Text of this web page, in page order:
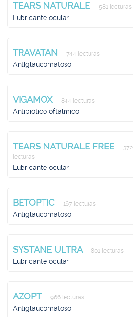
TEARS NATURALE 581 lecturas
Lubricante ocular
TRAVATAN 744 lecturas
Antiglaucomatoso
VIGAMOX 844 lecturas
Antibiótico oftálmico
TEARS NATURALE FREE
372
lecturas
Lubricante ocular
BETOPTIC 167 lecturas
Antiglaucomatoso
SYSTANE ULTRA 801 lecturas
Lubricante ocular
AZOPT 966 lecturas
Antiglaucomatoso